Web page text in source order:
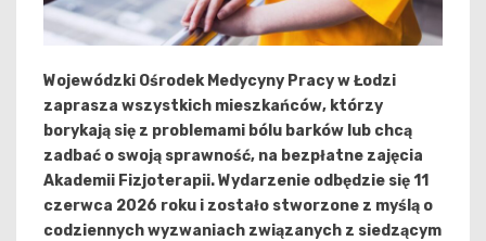
Wojewódzki Ośrodek Medycyny Pracy w Łodzi
zaprasza wszystkich mieszkańców, którzy
borykają się z problemami bólu barków lub chcą
zadbać o swoją sprawność, na bezpłatne zajęcia
Akademii Fizjoterapii. Wydarzenie odbędzie się 11
czerwca 2026 roku i zostało stworzone z myślą o
codziennych wyzwaniach związanych z siedzącym